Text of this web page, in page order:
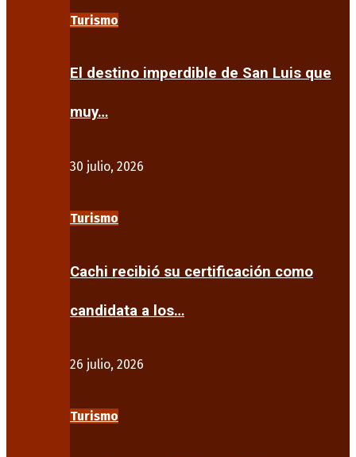
Turismo
El destino imperdible de San Luis que
muy…
30 julio, 2026
Turismo
Cachi recibió su certificación como
candidata a los…
26 julio, 2026
Turismo